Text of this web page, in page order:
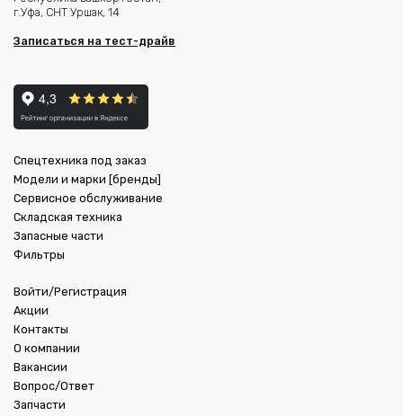
г.Уфа, СНТ Уршак, 14
Записаться на тест-драйв
Спецтехника под заказ
Модели и марки [бренды]
Сервисное обслуживание
Складская техника
Запасные части
Фильтры
Войти/Регистрация
Акции
Контакты
О компании
Вакансии
Вопрос/Ответ
Запчасти